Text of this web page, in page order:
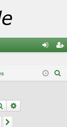
m ist
Suche